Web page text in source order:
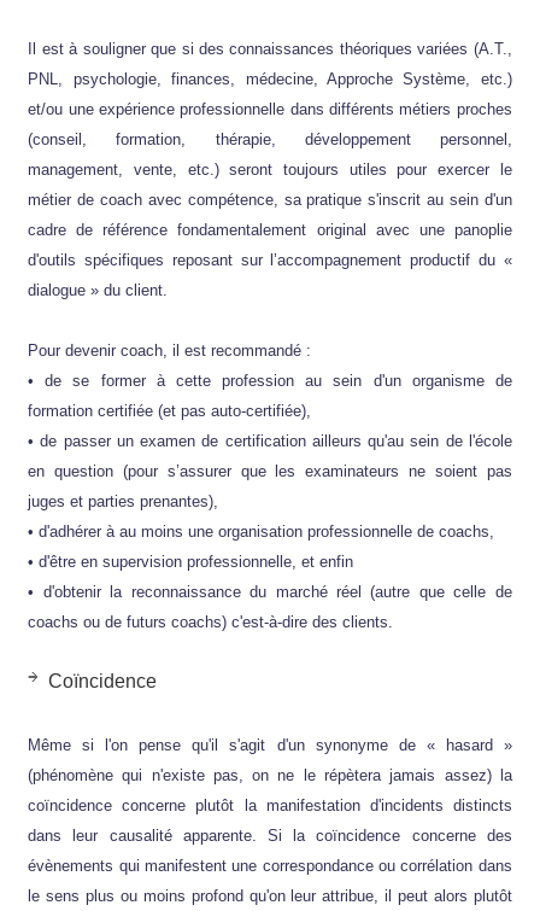
Il est à souligner que si des connaissances théoriques variées (A.T.,
PNL, psychologie, finances, médecine, Approche Système, etc.)
et/ou une expérience professionnelle dans différents métiers proches
(conseil, formation, thérapie, développement personnel,
management, vente, etc.) seront toujours utiles pour exercer le
métier de coach avec compétence, sa pratique s'inscrit au sein d'un
cadre de référence fondamentalement original avec une panoplie
d'outils spécifiques reposant sur l’accompagnement productif du «
dialogue » du client.
Pour devenir coach, il est recommandé :
• de se former à cette profession au sein d'un organisme de
formation certifiée (et pas auto-certifiée),
• de passer un examen de certification ailleurs qu'au sein de l'école
en question (pour s’assurer que les examinateurs ne soient pas
juges et parties prenantes),
• d'adhérer à au moins une organisation professionnelle de coachs,
• d'être en supervision professionnelle, et enfin
• d'obtenir la reconnaissance du marché réel (autre que celle de
coachs ou de futurs coachs) c'est-à-dire des clients.
Coïncidence
Même si l'on pense qu'il s'agit d'un synonyme de « hasard »
(phénomène qui n'existe pas, on ne le répètera jamais assez) la
coïncidence concerne plutôt la manifestation d'incidents distincts
dans leur causalité apparente. Si la coïncidence concerne des
évènements qui manifestent une correspondance ou corrélation dans
le sens plus ou moins profond qu'on leur attribue, il peut alors plutôt